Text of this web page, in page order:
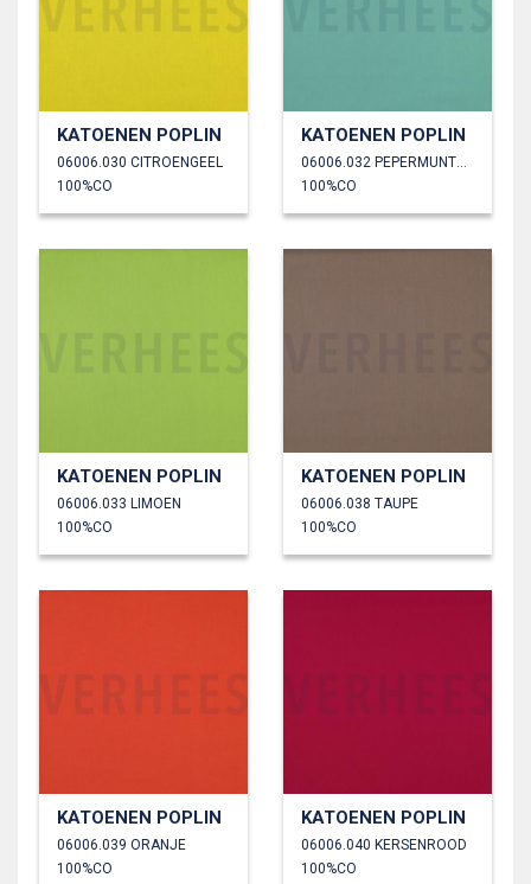
KATOENEN POPLIN
06006.030 CITROENGEEL
100%CO
KATOENEN POPLIN
06006.032 PEPERMUNTGROEN
100%CO
KATOENEN POPLIN
06006.033 LIMOEN
100%CO
KATOENEN POPLIN
06006.038 TAUPE
100%CO
KATOENEN POPLIN
06006.039 ORANJE
100%CO
KATOENEN POPLIN
06006.040 KERSENROOD
100%CO